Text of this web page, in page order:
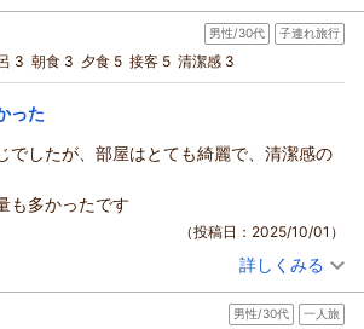
（返信日：2025/11/27）
泊 (友達旅行)
ちょいリッチ☆温泉＆季節の味覚を満喫プラン
室利用
円(大人一人あたり/税込)
からの返信
林荘にご宿泊いただきまして誠にありが
遠いところ以前から通っていただきまし
のお湯はいつも通りスベスベ・ツルツルで
ながら営んでまりりますので又のご来館を
。
（返信日：2025/11/27）
男性/30代 子連れ旅行
3 朝食 3 夕食 5 接客 5 清潔感 3
った
でしたが、部屋はとても綺麗で、清潔感の
も多かったです
（投稿日：2025/10/01）
/30代)
ちょいリッチ☆温泉＆季節の味覚を満喫プラン
詳しくみる
男性/30代 一人旅